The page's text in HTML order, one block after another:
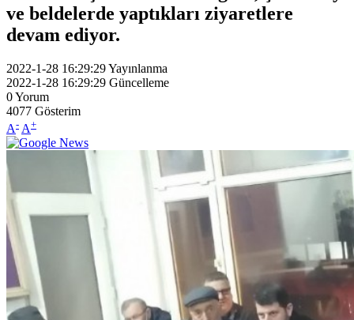
ve beldelerde yaptıkları ziyaretlere
devam ediyor.
2022-1-28 16:29:29Yayınlanma
2022-1-28 16:29:29 Güncelleme
0Yorum
4077 Gösterim
A- A+